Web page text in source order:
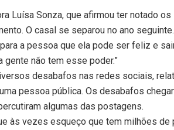
Luísa Sonza, que afirmou ter notado os
O casal se separou no ano seguinte.
a pessoa que ela pode ser feliz e
gente não tem esse poder.”
desabafos nas redes sociais,
pessoa pública. Os desabafos
algumas das postagens.
às vezes esqueço que tem milhões de